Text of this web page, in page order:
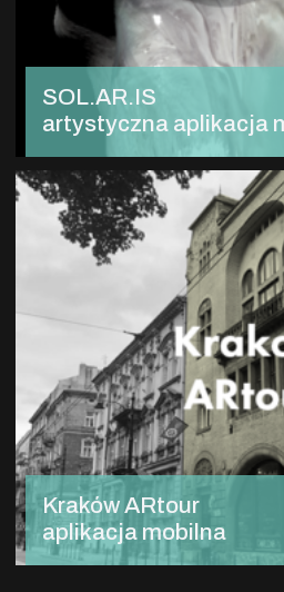
SOL.AR.IS
artystyczna aplikacja
Kraków ARtour
aplikacja mobilna